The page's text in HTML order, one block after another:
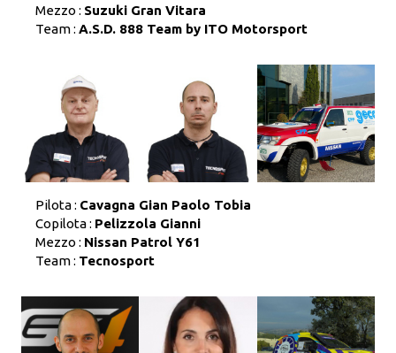
Mezzo : Suzuki Gran Vitara
Team : A.S.D. 888 Team by ITO Motorsport
Pilota : Cavagna Gian Paolo Tobia
Copilota : Pelizzola Gianni
Mezzo : Nissan Patrol Y61
Team : Tecnosport